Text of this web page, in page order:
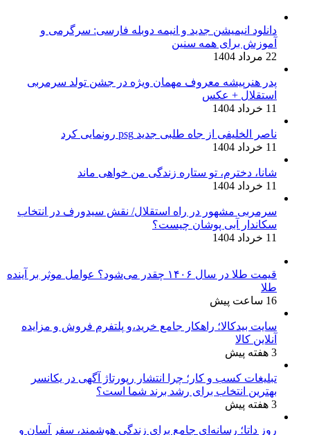
دانلود انیمیشن جدید و انیمه دوبله فارسی: سرگرمی و
آموزش برای همه سنین
22 مرداد 1404
پدر هنرپیشه معروف مهمان ویژه در جشن تولد سرمربی
استقلال + عکس
11 خرداد 1404
ناصر الخلیفی از جاه طلبی جدید psg رونمایی کرد
11 خرداد 1404
شانا، دخترم، تو ستاره زندگی من خواهی ماند
11 خرداد 1404
سرمربی مشهور در راه استقلال/ نقش سیدورف در انتخاب
سکاندار آبی پوشان چیست؟
11 خرداد 1404
قیمت طلا در سال ۱۴۰۶ چقدر می‌شود؟ عوامل موثر بر آینده
طلا
16 ساعت پیش
سایت بیدکالا؛ راهکار جامع خرید،و پلتفرم فروش و مزایده
آنلاین کالا
3 هفته پیش
تبلیغات کسب و کار؛ چرا انتشار رپورتاژ آگهی در یکانسر
بهترین انتخاب برای رشد برند شما است؟
3 هفته پیش
روز داتا؛ رسانه‌ای جامع برای زندگی هوشمند، سفر آسان و